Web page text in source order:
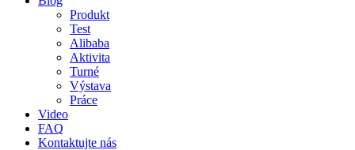
Produkt
Test
Alibaba
Aktivita
Turné
Výstava
Práce
Video
FAQ
Kontaktujte nás